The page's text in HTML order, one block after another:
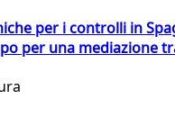
per i controlli in
per una mediazione